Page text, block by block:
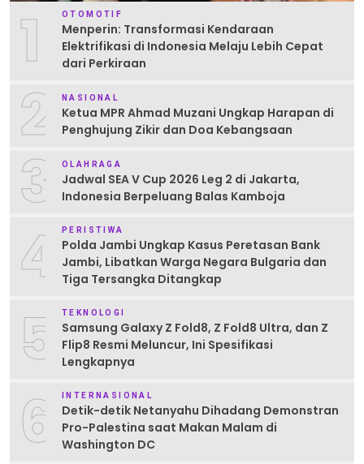
1 OTOMOTIF
Menperin: Transformasi Kendaraan
Elektrifikasi di Indonesia Melaju Lebih Cepat
dari Perkiraan
2 NASIONAL
Ketua MPR Ahmad Muzani Ungkap Harapan di
Penghujung Zikir dan Doa Kebangsaan
3 OLAHRAGA
Jadwal SEA V Cup 2026 Leg 2 di Jakarta,
Indonesia Berpeluang Balas Kamboja
4 PERISTIWA
Polda Jambi Ungkap Kasus Peretasan Bank
Jambi, Libatkan Warga Negara Bulgaria dan
Tiga Tersangka Ditangkap
5 TEKNOLOGI
Samsung Galaxy Z Fold8, Z Fold8 Ultra, dan Z
Flip8 Resmi Meluncur, Ini Spesifikasi
Lengkapnya
6 INTERNASIONAL
Detik-detik Netanyahu Dihadang Demonstran
Pro-Palestina saat Makan Malam di
Washington DC